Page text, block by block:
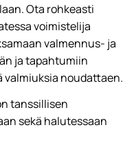
Ota rohkeasti
voimistelija
valmennus- ja
ja tapahtumiin
noudattaen.
tanssillisen
sekä halutessaan